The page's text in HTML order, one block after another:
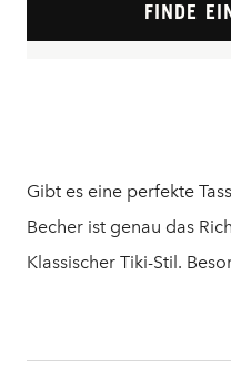
FINDE
Gibt es eine perfekte
Becher ist genau das
Klassischer Tiki-Stil.